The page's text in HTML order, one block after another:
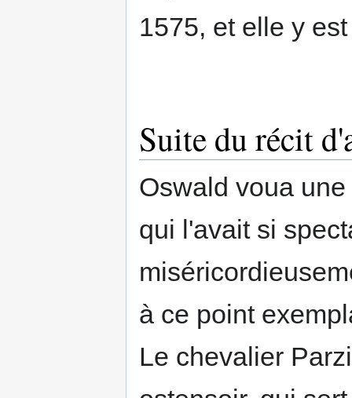
1575, et elle y
Suite du récit
Oswald voua
qui l'avait si
à ce point
Le chevalier